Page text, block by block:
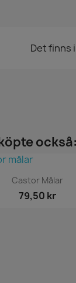
Det finns
också:
Snabbvy
Castor Målar
79,50 kr